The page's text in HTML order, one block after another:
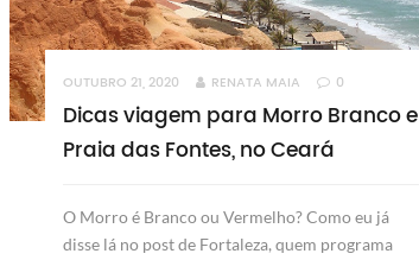
OUTUBRO 21, 2020 RENATA MAIA 0
Dicas viagem para Morro Branco e
Praia das Fontes, no Ceará
O Morro é Branco ou Vermelho? Como eu já
disse lá no post de Fortaleza, quem programa